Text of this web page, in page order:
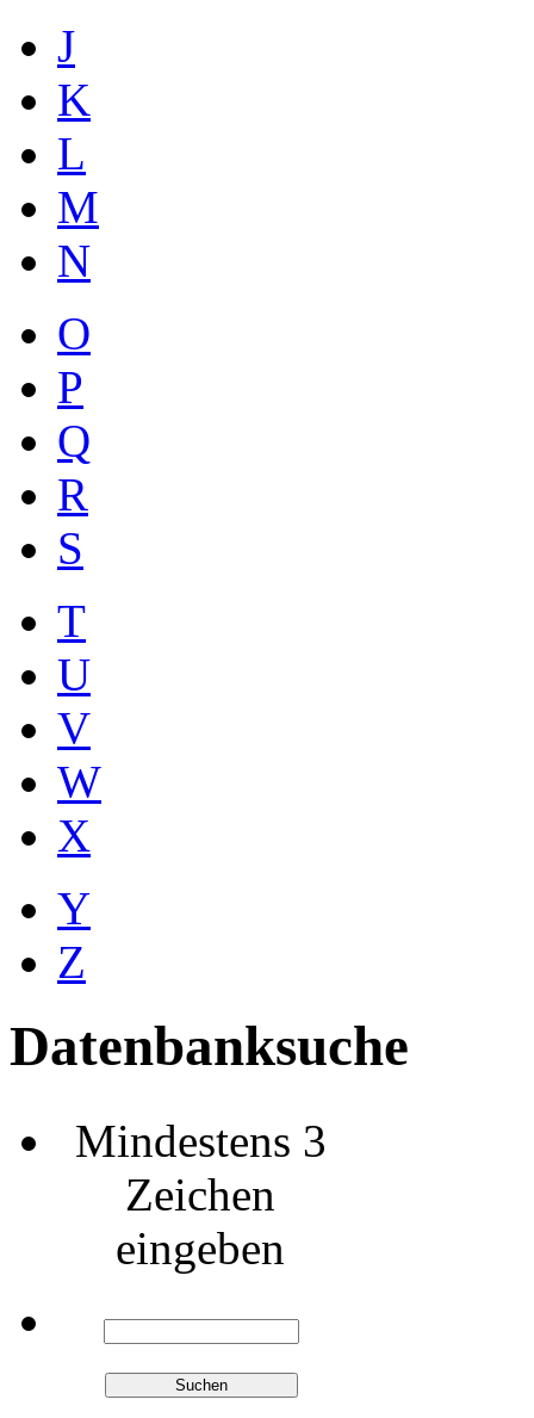
J
K
L
M
N
O
P
Q
R
S
T
U
V
W
X
Y
Z
Datenbanksuche
Mindestens 3
Zeichen
eingeben